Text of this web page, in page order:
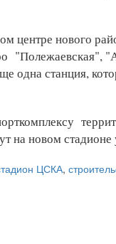
центре нового
"Полежаевская",
одна станция,
новом стадионе
ЦСКА,